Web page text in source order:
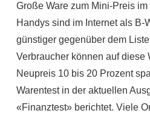
Große Ware zum Mini-Preis
Handys sind im Internet als B-
günstiger gegenüber dem
Verbraucher können auf diese
Neupreis 10 bis 20 Prozent
Warentest in der aktuellen
«Finanztest» berichtet. Viele